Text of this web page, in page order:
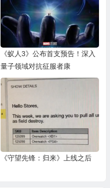
《蚁人3》公布首支预告！深入
量子领域对抗征服者康
《守望先锋：归来》上线之后